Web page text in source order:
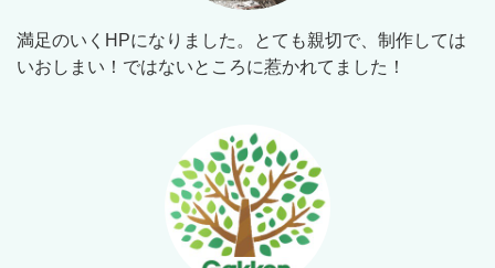
満足のいくHPになりました。とても親切で、制作しては
いおしまい！ではないところに惹かれてました！